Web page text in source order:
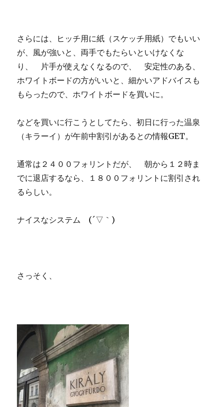
さらには、ヒッチ用に紙（スケッチ用紙）でもいい
が、風が強いと、両手でもたらいといけなくな
り、 片手が使えなくなるので、 安定性のある、
ホワイトボードの方がいいと、細かいアドバイスも
もらったので、ホワイトボードを買いに。
などを買いに行こうとしてたら、初日に行った温泉
（キラーイ）が午前中割引があるとの情報GET。
通常は２４００フォリントだが、 朝から１２時ま
でに退店するなら、１８００フォリントに割引され
るらしい。
ナイスなシステム (´▽｀)
さっそく、